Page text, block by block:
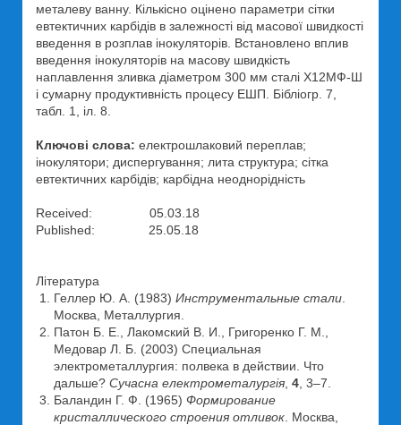
металеву ванну. Кількісно оцінено параметри сітки
евтектичних карбідів в залежності від масової швидкості
введення в розплав інокуляторів. Встановлено вплив
введення інокуляторів на масову швидкість
наплавлення зливка діаметром 300 мм сталі Х12МФ-Ш
і сумарну продуктивність процесу ЕШП. Бібліогр. 7,
табл. 1, іл. 8.
Ключові слова: електрошлаковий переплав;
інокулятори; диспергування; лита структура; сітка
евтектичних карбідів; карбідна неоднорідність
Received: 05.03.18
Published: 25.05.18
Література
Геллер Ю. А. (1983) Инструментальные стали
Москва, Металлургия.
Патон Б. Е., Лакомский В. И., Григоренко Г. М.,
Медовар Л. Б. (2003) Специальная
электрометаллургия: полвека в действии. Что
дальше? Сучасна електрометалургія 4 , 3–7.
Баландин Г. Ф. (1965) Формирование
кристаллического строения отливок . Москва,